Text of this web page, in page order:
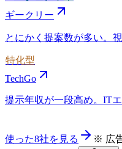
ギークリー
とにかく提案数が多い。
特化型
TechGo
提示年収が一段高め。IT
使った8社を見る
※ 広